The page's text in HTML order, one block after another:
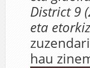
District 9
eta
hau